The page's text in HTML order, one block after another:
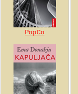
PopCo